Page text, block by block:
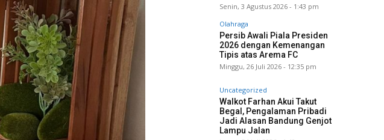
Senin, 3 Agustus 2026 - 1:43 pm
Olahraga
Persib Awali Piala Presiden
2026 dengan Kemenangan
Tipis atas Arema FC
Minggu, 26 Juli 2026 - 12:35 pm
Uncategorized
Walkot Farhan Akui Takut
Begal, Pengalaman Pribadi
Jadi Alasan Bandung Genjot
Lampu Jalan